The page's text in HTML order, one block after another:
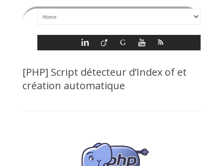
[PHP] Script détecteur d’Index of et
création automatique